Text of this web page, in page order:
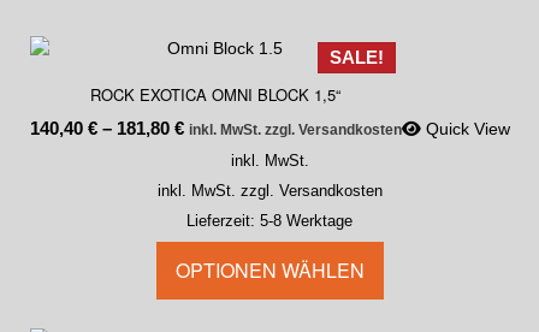
SALE!
ROCK EXOTICA OMNI BLOCK 1,5“
140,40 €– 181,80 € inkl. MwSt. zzgl. Versandkosten Quick View
inkl. MwSt.
inkl. MwSt. zzgl. Versandkosten
Lieferzeit: 5-8 Werktage
OPTIONEN WÄHLEN